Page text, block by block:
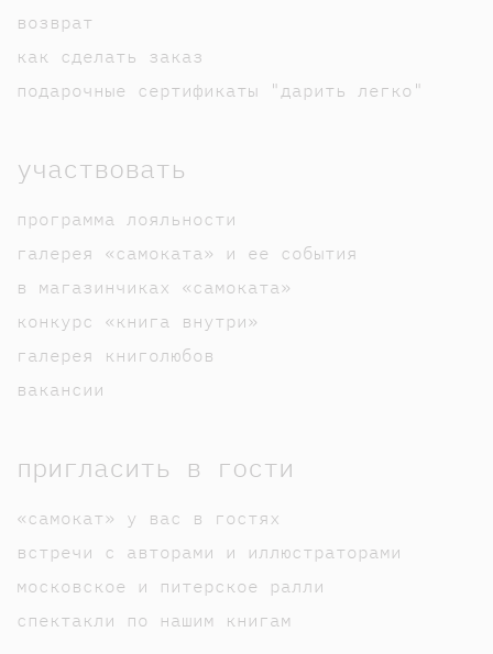
возврат
как сделать заказ
подарочные сертификаты "дарить легко"
участвовать
программа лояльности
галерея «самоката» и ее события
в магазинчиках «самоката»
конкурс «книга внутри»
галерея книголюбов
вакансии
пригласить в гости
«самокат» у вас в гостях
встречи с авторами и иллюстраторами
московское и питерское ралли
спектакли по нашим книгам